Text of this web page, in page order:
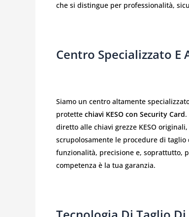
che si distingue per professionalità,
Centro Specializzato E
Siamo un centro altamente
protette chiavi KESO con Security Card
diretto alle chiavi grezze KESO
scrupolosamente le procedure di
funzionalità, precisione e, soprattutto,
competenza è la tua garanzia.